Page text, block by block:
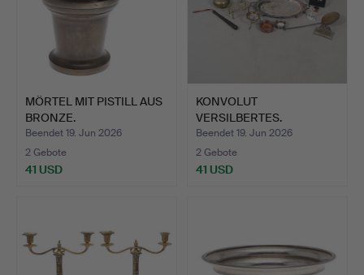
MÖRTEL MIT PISTILL AUS
BRONZE.
Beendet 19. Jun 2026
2 Gebote
41 USD
KONVOLUT
VERSILBERTES.
Beendet 19. Jun 2026
2 Gebote
41 USD